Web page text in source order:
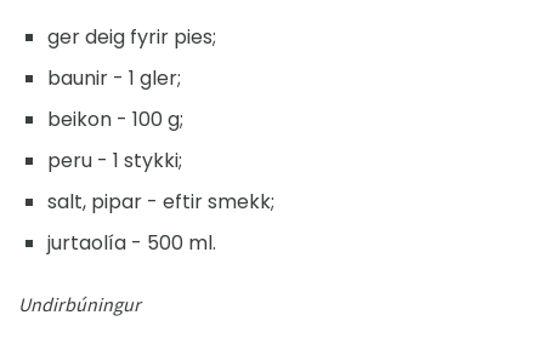
ger deig fyrir pies;
baunir - 1 gler;
beikon - 100 g;
peru - 1 stykki;
salt, pipar - eftir smekk;
jurtaolía - 500 ml.
Undirbúningur